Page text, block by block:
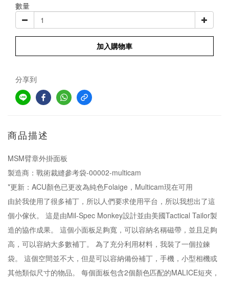
數量
加入購物車
分享到
商品描述
MSM臂章外掛面板
製造商：戰術裁縫參考袋-00002-multicam
*更新：ACU顏色已更改為純色Folaige，Multicam現在可用
由於我使用了很多補丁，所以人們要求使用平台，所以我想出了這
個小傢伙。 這是由Mil-Spec Monkey設計並由美國Tactical Tailor製
造的協作成果。 這個小面板足夠寬，可以容納名稱磁帶，並且足夠
高，可以容納大多數補丁。 為了充分利用材料，我裝了一個拉鍊
袋。 這個空間並不大，但是可以容納備份補丁，手機，小型相機或
其他類似尺寸的物品。 每個面板包含2個顏色匹配的MALICE短夾，